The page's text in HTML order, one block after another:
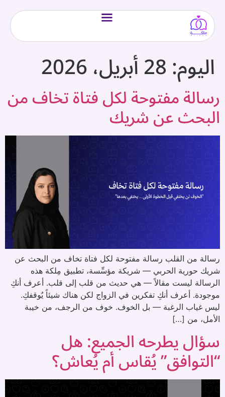
اليوم:28 أبريل، 2026
رسالة مفتوحة لكل فتاة تخاف من
البحث عن شريك
رسالة من القلب رسالة مفتوحة لكل فتاة تخاف من البحث عن
شريك حورية الحربي — شريكة مؤسِّسة، تطبيق مِلكة هذه
الرسالة ليست مقالاً — هي حديث من قلب إلى قلب. أعرف أنكِ
موجودة. أعرف أنكِ تفكرين في الزواج لكن هناك شيئاً يُوقفكِ.
ليس غياب الرغبة — بل الخوف. خوف من الرجف، من خيبة
الأمل، من […]
سؤال يطرحه الجميع: هل
“التوافق” يُقاس أم يُعاش؟